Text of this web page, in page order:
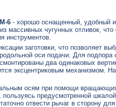
6 - хорошо оснащенный, удобный и
массивных чугунных отливок,
инструментов.
заготовки, что позволяет
оси подачи. Для
два одинаковых
эксцентриковым механизмом.
осям при помощи
пользуясь предусмотренной
отвести рычаг в сторону